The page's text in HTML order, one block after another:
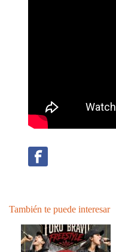
También te puede interesar